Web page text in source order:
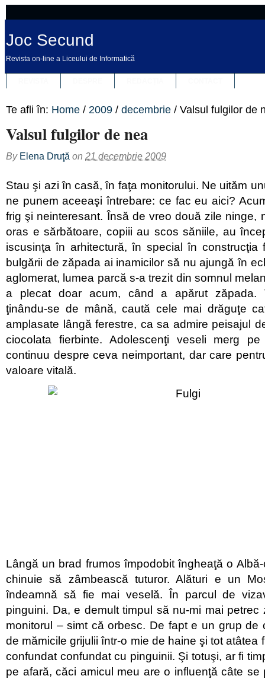
Joc Secund
Revista on-line a Liceului de Informatică
Te afli în: Home / 2009 / decembrie / Valsul fulgilor de
Valsul fulgilor de nea
By Elena Druţă on 21 decembrie 2009
Stau şi azi în casă, în faţa monitorului. Ne uităm
ne punem aceeaşi întrebare: ce fac eu aici?
frig şi neinteresant. Însă de vreo două zile ninge,
oras e sărbătoare, copiii au scos săniile, au
iscusinţa în arhitectură, în special în construcţia
bulgării de zăpada ai inamicilor să nu ajungă în
aglomerat, lumea parcă s-a trezit din somnul
a plecat doar acum, când a apărut zăpada.
ţinându-se de mână, caută cele mai drăguţe
amplasate lângă ferestre, ca sa admire peisajul
ciocolata fierbinte. Adolescenţi veseli merg
continuu despre ceva neimportant, dar care
valoare vitală.
Lângă un brad frumos împodobit îngheaţă o
chinuie să zâmbească tuturor. Alături e un
îndeamnă să fie mai veselă. În parcul de
pinguini. Da, e demult timpul să nu-mi mai petrec
monitorul – simt că orbesc. De fapt e un grup de
de mămicile grijulii într-o mie de haine şi tot atâtea
confundat confundat cu pinguinii. Şi totuşi, ar fi
pe afară, căci amicul meu are o influenţă câte